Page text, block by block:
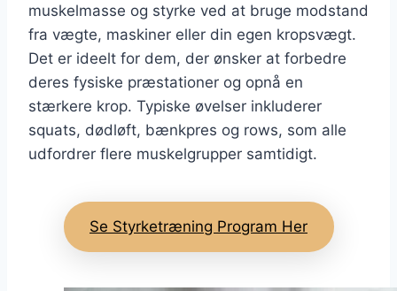
muskelmasse og styrke ved at bruge modstand
fra vægte, maskiner eller din egen kropsvægt.
Det er ideelt for dem, der ønsker at forbedre
deres fysiske præstationer og opnå en
stærkere krop. Typiske øvelser inkluderer
squats, dødløft, bænkpres og rows, som alle
udfordrer flere muskelgrupper samtidigt.
Se Styrketræning Program Her